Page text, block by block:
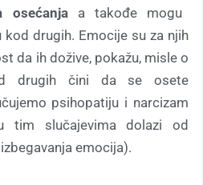
osećanja a takođe mogu
kod drugih. Emocije su za njih
da ih dožive, pokažu, misle o
drugih čini da se osete
psihopatiju i narcizam
tim slučajevima dolazi od
emocija).